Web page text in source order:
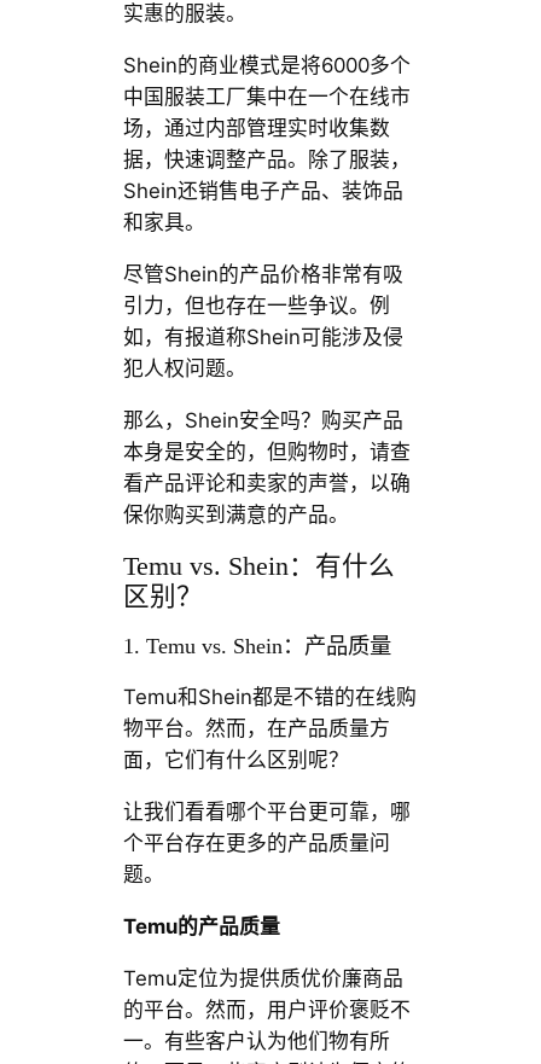
实惠的服装。
Shein的商业模式是将6000多个
中国服装工厂集中在一个在线市
场，通过内部管理实时收集数
据，快速调整产品。除了服装，
Shein还销售电子产品、装饰品
和家具。
尽管Shein的产品价格非常有吸
引力，但也存在一些争议。例
如，有报道称Shein可能涉及侵
犯人权问题。
那么，Shein安全吗？购买产品
本身是安全的，但购物时，请查
看产品评论和卖家的声誉，以确
保你购买到满意的产品。
Temu vs. Shein：有什么
区别？
1. Temu vs. Shein：产品质量
Temu和Shein都是不错的在线购
物平台。然而，在产品质量方
面，它们有什么区别呢？
让我们看看哪个平台更可靠，哪
个平台存在更多的产品质量问
题。
Temu的产品质量
Temu定位为提供质优价廉商品
的平台。然而，用户评价褒贬不
一。有些客户认为他们物有所